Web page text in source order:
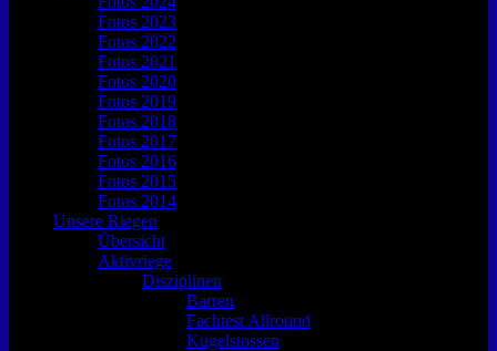
Fotos 2023
Fotos 2022
Fotos 2021
Fotos 2020
Fotos 2019
Fotos 2018
Fotos 2017
Fotos 2016
Fotos 2015
Fotos 2014
Unsere Riegen
Übersicht
Aktivriege
Disziplinen
Barren
Fachtest Allround
Kugelstossen